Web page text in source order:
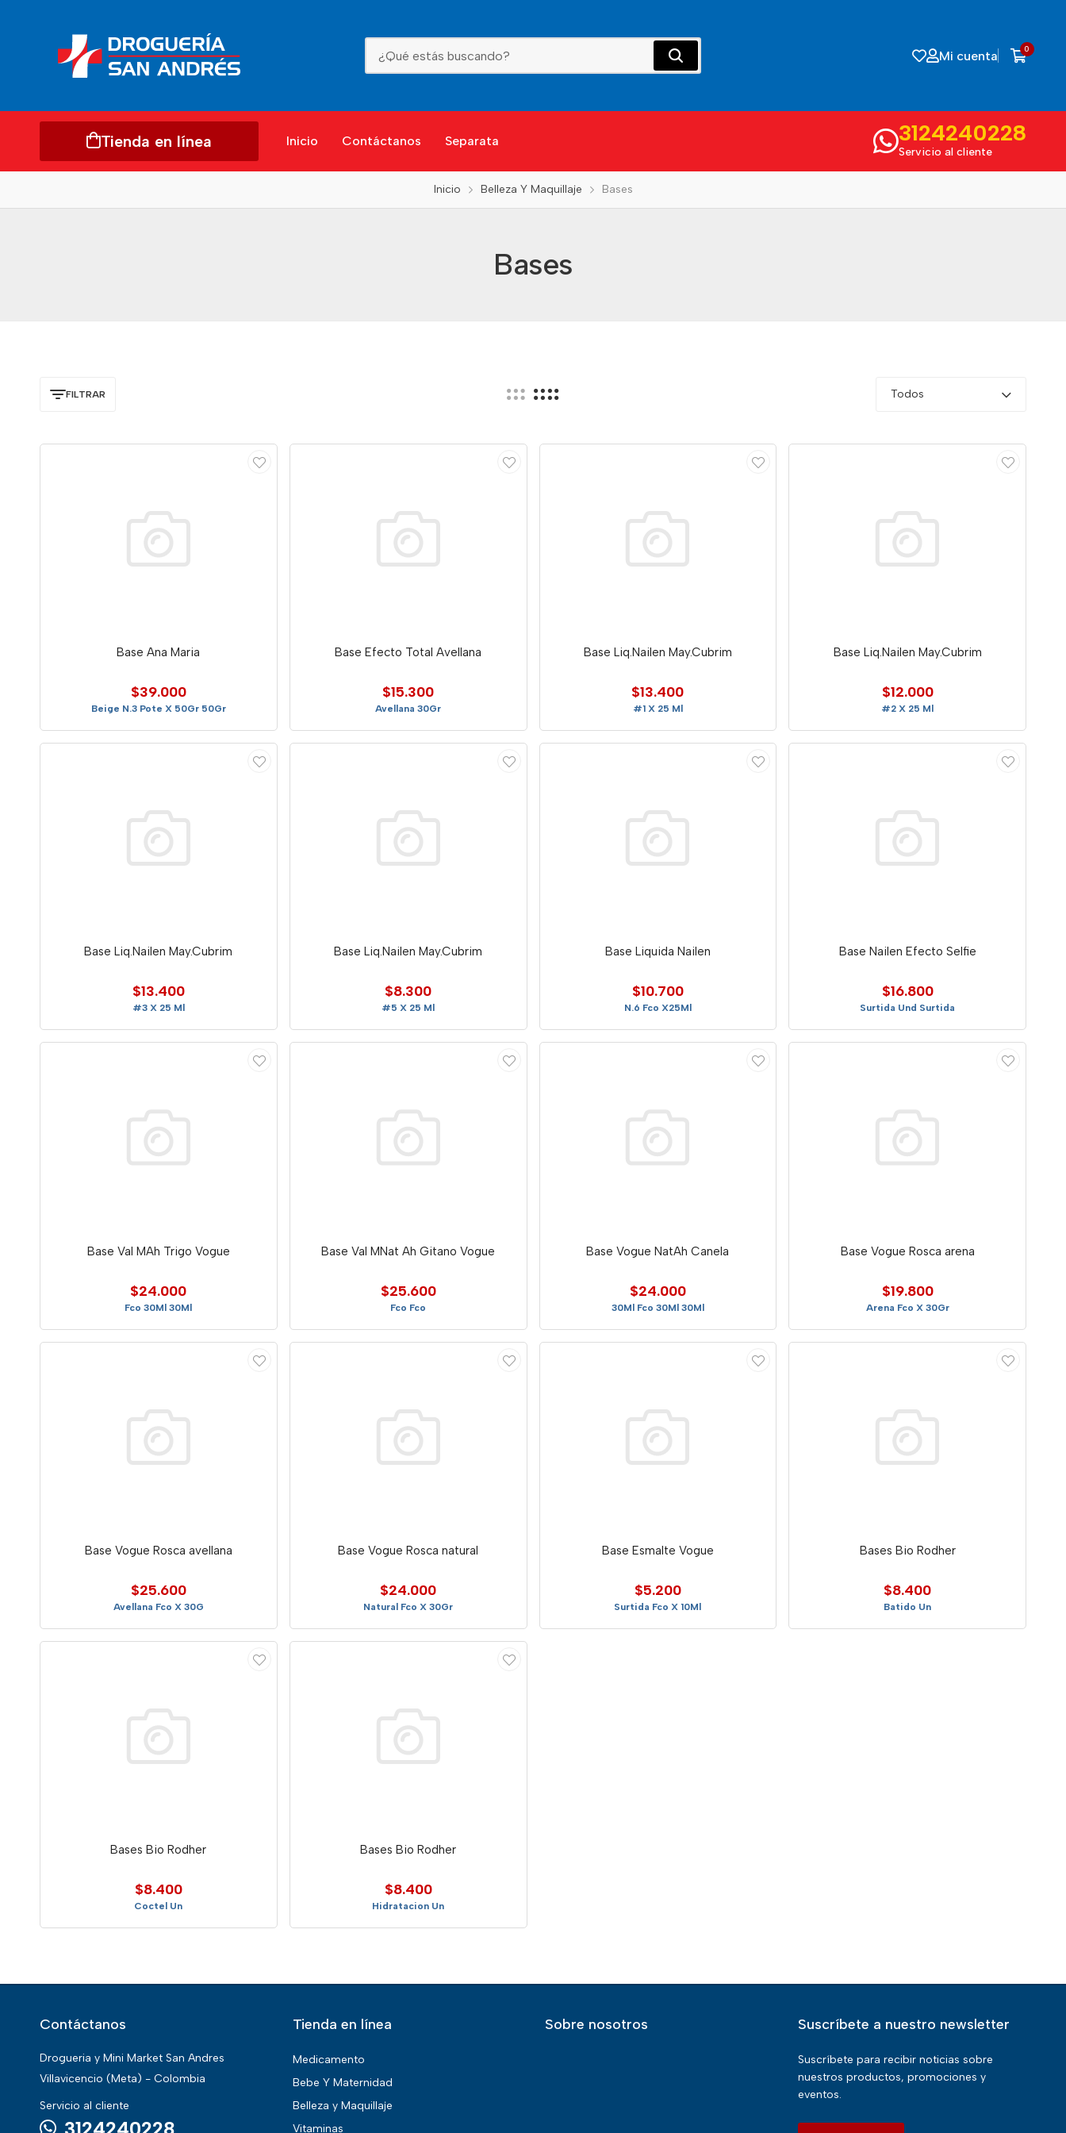
Mi cuenta 0
Tienda en línea Inicio Contáctanos Separata 3124240228
Servicio al cliente
Inicio Belleza Y Maquillaje Bases
Bases
FILTRAR Todos
Base Ana Maria
$39.000
Beige N.3 Pote X 50Gr 50Gr
Base Efecto Total Avellana
$15.300
Avellana 30Gr
Base Liq.Nailen May.Cubrim
$13.400
#1 X 25 Ml
Base Liq.Nailen May.Cubrim
$12.000
#2 X 25 Ml
Base Liq.Nailen May.Cubrim
$13.400
#3 X 25 Ml
Base Liq.Nailen May.Cubrim
$8.300
#5 X 25 Ml
Base Liquida Nailen
$10.700
N.6 Fco X25Ml
Base Nailen Efecto Selfie
$16.800
Surtida Und Surtida
Base Val MAh Trigo Vogue
$24.000
Fco 30Ml 30Ml
Base Val MNat Ah Gitano Vogue
$25.600
Fco Fco
Base Vogue NatAh Canela
$24.000
30Ml Fco 30Ml 30Ml
Base Vogue Rosca arena
$19.800
Arena Fco X 30Gr
Base Vogue Rosca avellana
$25.600
Avellana Fco X 30G
Base Vogue Rosca natural
$24.000
Natural Fco X 30Gr
Base Esmalte Vogue
$5.200
Surtida Fco X 10Ml
Bases Bio Rodher
$8.400
Batido Un
Bases Bio Rodher
$8.400
Coctel Un
Bases Bio Rodher
$8.400
Hidratacion Un
Contáctanos
Drogueria y Mini Market San Andres
Villavicencio (Meta) - Colombia
Servicio al cliente
Tienda en línea
Medicamento
Bebe Y Maternidad
Belleza y Maquillaje
Vitaminas
Sobre nosotros Suscríbete a nuestro newsletter
Suscríbete para recibir noticias sobre
nuestros productos, promociones y
eventos.